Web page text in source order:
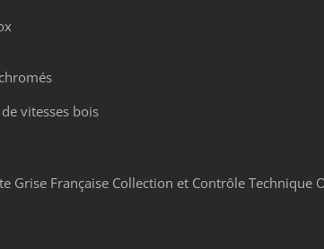
vitesses bois
Grise Française Collection et Contrôle Technique